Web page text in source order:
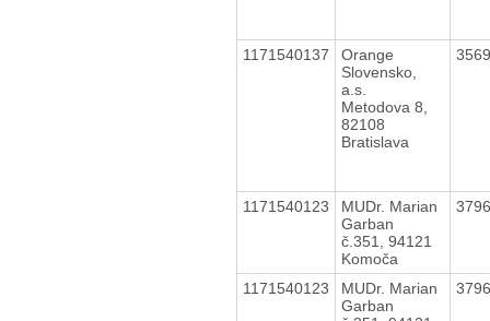
1171540137
Orange
Slovensko,
a.s.
Metodova 8,
82108
Bratislava
1171540123
MUDr. Marian
Garban
č.351, 94121
Komoča
1171540123
MUDr. Marian
Garban